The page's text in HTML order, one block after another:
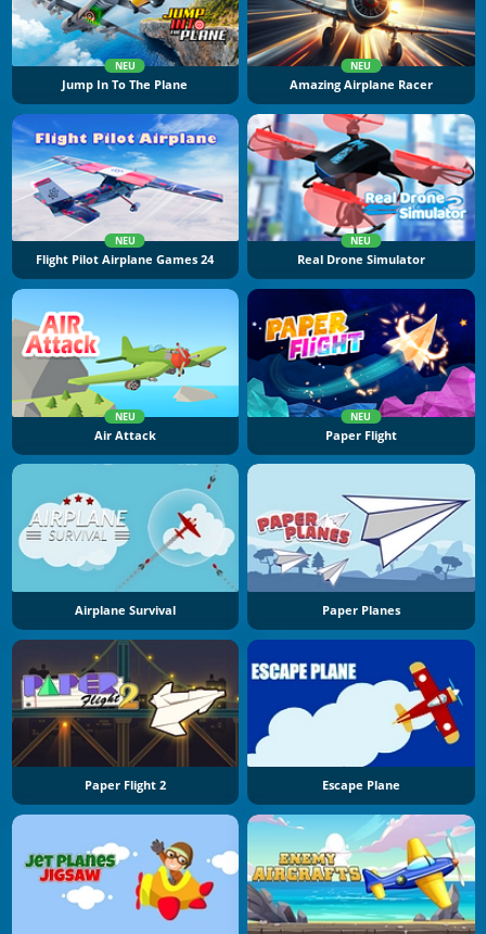
NEU
Jump In To The Plane
NEU
Amazing Airplane Racer
NEU
Flight Pilot Airplane Games 24
NEU
Real Drone Simulator
NEU
Air Attack
NEU
Paper Flight
Airplane Survival Paper Planes
Paper Flight 2 Escape Plane